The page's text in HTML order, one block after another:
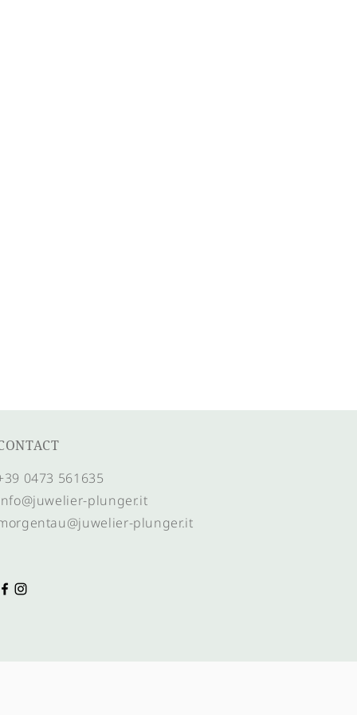
0473 561635
plunger.it
plunger.it